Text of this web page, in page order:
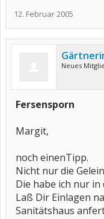
12. Februar 2005
Neues
Fersensporn
Margit,
noch einenTipp.
Nicht nur die
Die habe ich nur
Laß Dir Einlagen
Sanitätshaus